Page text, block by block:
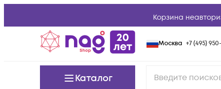
Корзина
Москва +7 (495) 950-
Каталог